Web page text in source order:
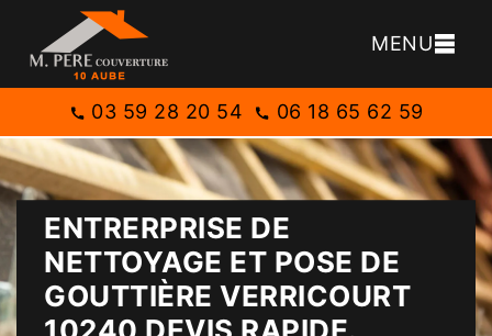
MENU
03 59 28 20 54 06 18 65 62 59
ENTRERPRISE DE
NETTOYAGE ET POSE DE
GOUTTIÈRE VERRICOURT